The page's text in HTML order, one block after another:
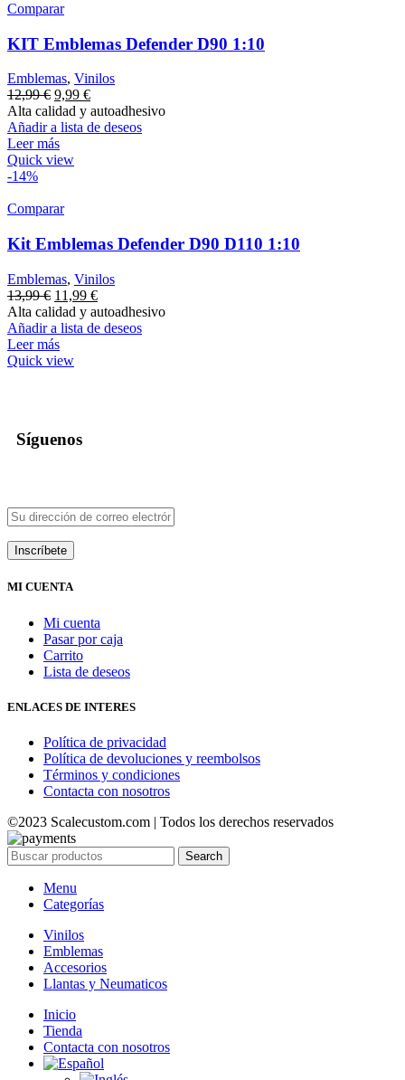
Comparar
KIT Emblemas Defender D90 1:10
Emblemas, Vinilos
12,99€ 9,99 €
Alta calidad y autoadhesivo
Añadir a lista de deseos
Leer más
Quick view
-14%
Comparar
Kit Emblemas Defender D90 D110 1:10
Emblemas, Vinilos
13,99€ 11,99 €
Alta calidad y autoadhesivo
Añadir a lista de deseos
Leer más
Quick view
Síguenos
MI CUENTA
Mi cuenta
Pasar por caja
Carrito
Lista de deseos
ENLACES DE INTERES
Política de privacidad
Política de devoluciones y reembolsos
Términos y condiciones
Contacta con nosotros
©2023 Scalecustom.com | Todos los derechos reservados
Search
Menu
Categorías
Vinilos
Emblemas
Accesorios
Llantas y Neumaticos
Inicio
Tienda
Contacta con nosotros